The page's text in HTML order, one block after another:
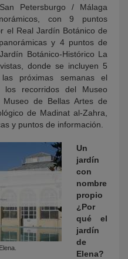
Petersburgo / Málaga
con 9 puntos
el Real Jardín Botánico de
y 4 puntos de
Botánico-Histórico La
donde se incluyen 5
próximas semanas el
los recorridos del Museo
de Bellas Artes de
de Madinat al-Zahra,
y puntos de información.
Un
jardín
con
nombre
propio
¿Por
qué el
jardín
de
Elena?